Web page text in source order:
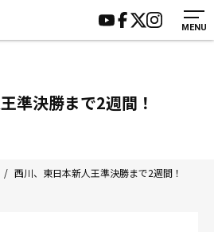
MENU
施設紹介
会員様の声
サポーター募集
準決勝まで2週間！
/ 西川、東日本新人王準決勝まで2週間！